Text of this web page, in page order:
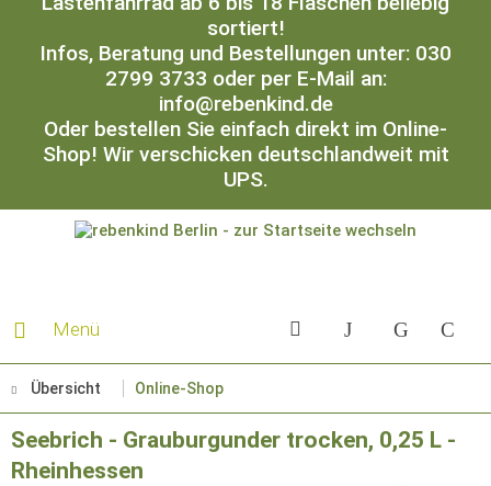
sortiert!
Infos, Beratung und Bestellungen unter: 030
2799 3733 oder per E-Mail an:
info@rebenkind.de
Oder bestellen Sie einfach direkt im Online-
Shop! Wir verschicken deutschlandweit mit
UPS.
Menü
Übersicht Online-Shop
Seebrich - Grauburgunder trocken, 0,25 L -
Rheinhessen